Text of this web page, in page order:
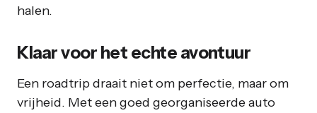
halen.
Klaar voor het echte avontuur
Een roadtrip draait niet om perfectie, maar om
vrijheid. Met een goed georganiseerde auto